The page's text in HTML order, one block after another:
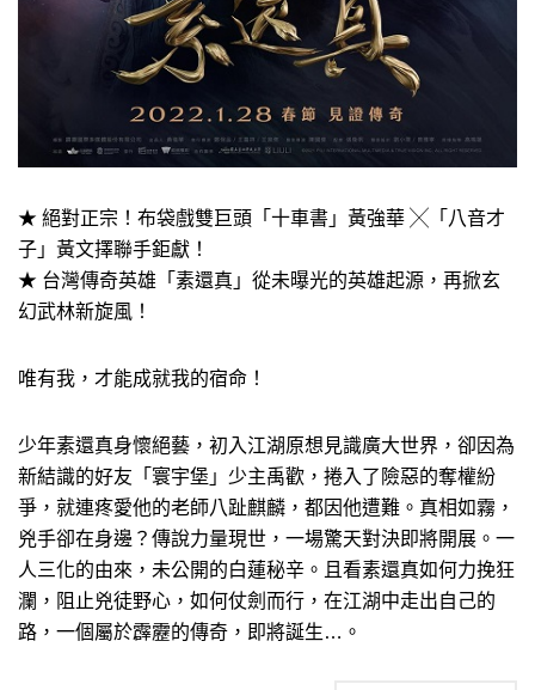
★ 絕對正宗！布袋戲雙巨頭「十車書」黃強華 ╳「八音才
子」黃文擇聯手鉅獻！
★ 台灣傳奇英雄「素還真」從未曝光的英雄起源，再掀玄
幻武林新旋風！
唯有我，才能成就我的宿命！
少年素還真身懷絕藝，初入江湖原想見識廣大世界，卻因為
新結識的好友「寰宇堡」少主禹歡，捲入了險惡的奪權紛
爭，就連疼愛他的老師八趾麒麟，都因他遭難。真相如霧，
兇手卻在身邊？傳說力量現世，一場驚天對決即將開展。一
人三化的由來，未公開的白蓮秘辛。且看素還真如何力挽狂
瀾，阻止兇徒野心，如何仗劍而行，在江湖中走出自己的
路，一個屬於霹靂的傳奇，即將誕生…。